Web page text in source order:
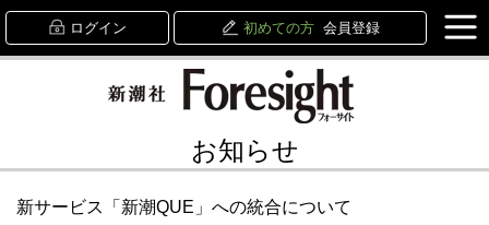
ログイン 初めての方 会員登録
お知らせ
新サービス「新潮QUE」への統合について